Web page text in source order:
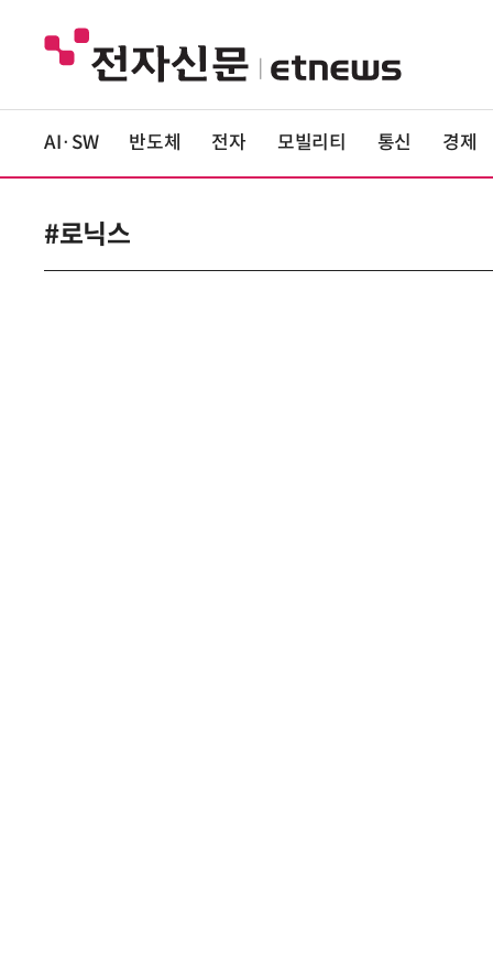
AI·SW 반도체 전자 모빌리티 통신 경제
#로닉스